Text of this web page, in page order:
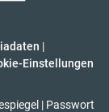
|
Einstellungen
| Passwort